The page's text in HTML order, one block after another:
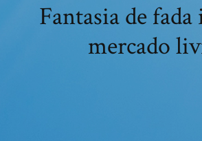
Fantasia de
mercado